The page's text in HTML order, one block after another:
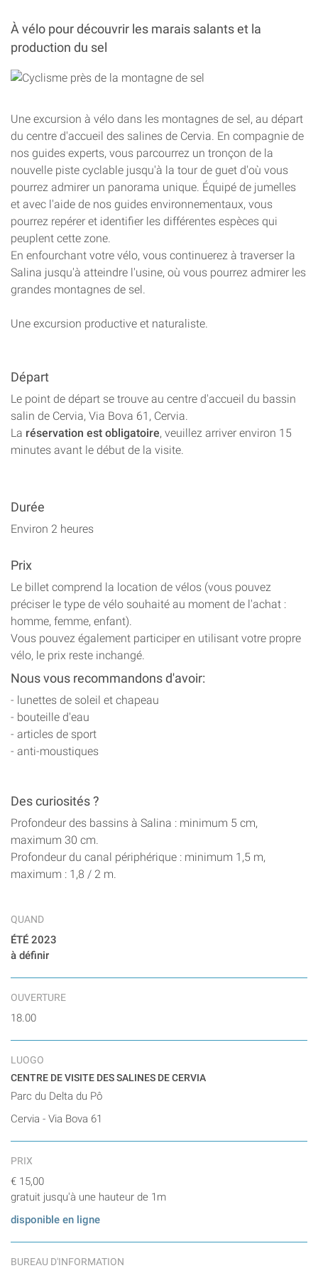
À vélo pour découvrir les marais salants et la
production du sel
Une excursion à vélo dans les montagnes de sel, au départ
du centre d'accueil des salines de Cervia. En compagnie de
nos guides experts, vous parcourrez un tronçon de la
nouvelle piste cyclable jusqu'à la tour de guet d'où vous
pourrez admirer un panorama unique. Équipé de jumelles
et avec l'aide de nos guides environnementaux, vous
pourrez repérer et identifier les différentes espèces qui
peuplent cette zone.
En enfourchant votre vélo, vous continuerez à traverser la
Salina jusqu'à atteindre l'usine, où vous pourrez admirer les
grandes montagnes de sel.
Une excursion productive et naturaliste.
Départ
Le point de départ se trouve au centre d'accueil du bassin
salin de Cervia, Via Bova 61, Cervia.
La réservation est obligatoire, veuillez arriver environ 15
minutes avant le début de la visite.
Durée
Environ 2 heures
Prix
Le billet comprend la location de vélos (vous pouvez
préciser le type de vélo souhaité au moment de l'achat :
homme, femme, enfant).
Vous pouvez également participer en utilisant votre propre
vélo, le prix reste inchangé.
Nous vous recommandons d'avoir:
- lunettes de soleil et chapeau
- bouteille d'eau
- articles de sport
- anti-moustiques
Des curiosités ?
Profondeur des bassins à Salina : minimum 5 cm,
maximum 30 cm.
Profondeur du canal périphérique : minimum 1,5 m,
maximum : 1,8 / 2 m.
QUAND
ÉTÉ 2023
à définir
OUVERTURE
18.00
LUOGO
CENTRE DE VISITE DES SALINES DE CERVIA
Parc du Delta du Pô
Cervia - Via Bova 61
PRIX
€ 15,00
gratuit jusqu'à une hauteur de 1m
disponible en ligne
BUREAU D'INFORMATION